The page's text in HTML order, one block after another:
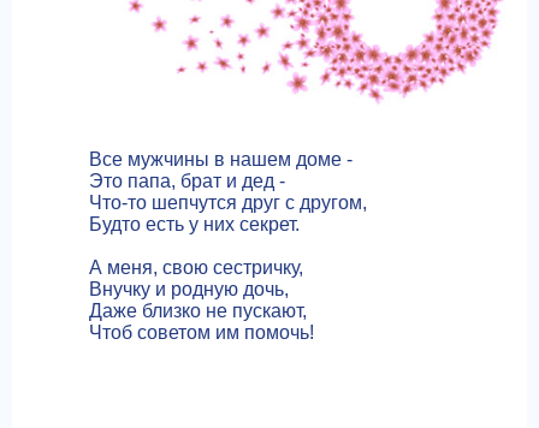
Все мужчины в нашем доме -
Это папа, брат и дед -
Что-то шепчутся друг с другом,
Будто есть у них секрет.
А меня, свою сестричку,
Внучку и родную дочь,
Даже близко не пускают,
Чтоб советом им помочь!